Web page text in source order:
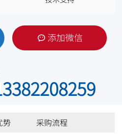
添加微信
势 采购流程